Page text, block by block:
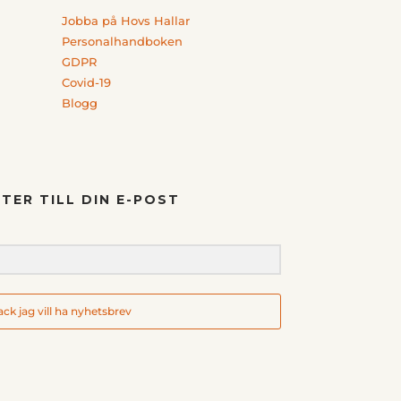
Jobba på Hovs Hallar
Personalhandboken
GDPR
Covid-19
Blogg
TILL DIN E-POST
jag vill ha nyhetsbrev